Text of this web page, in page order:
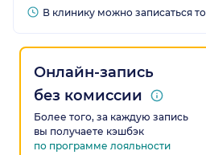
В клинику можно записаться
Онлайн-запись
без комиссии
Более того, за каждую запись
вы получаете кэшбэк
по программе лояльности